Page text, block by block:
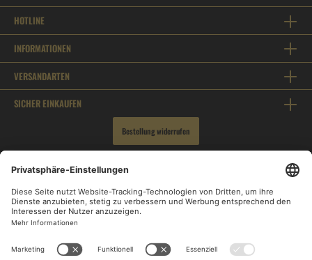
HOTLINE
INFORMATIONEN
VERSANDARTEN
SICHER EINKAUFEN
Bestellung widerrufen